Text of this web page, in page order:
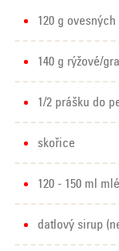
120 g
140 g rýžové/
1/2 prášku do
skořice
120 - 150 ml
datlový sirup